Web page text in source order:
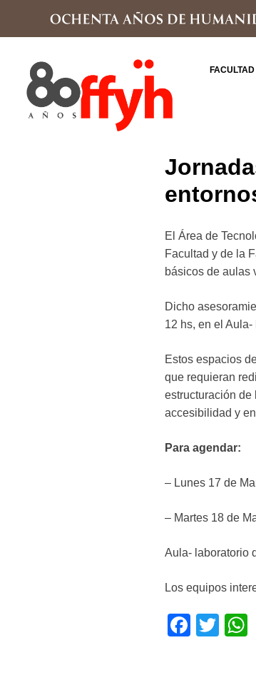
FACULTAD
El Área de
Facultad y de la
básicos de aulas
Dicho
12 hs, en el
Estos espacios
que requieran
estructuración de
accesibilidad y
Para agendar:
– Lunes 17 de
– Martes 18 de
Aula- laboratorio
Los equipos
F
T